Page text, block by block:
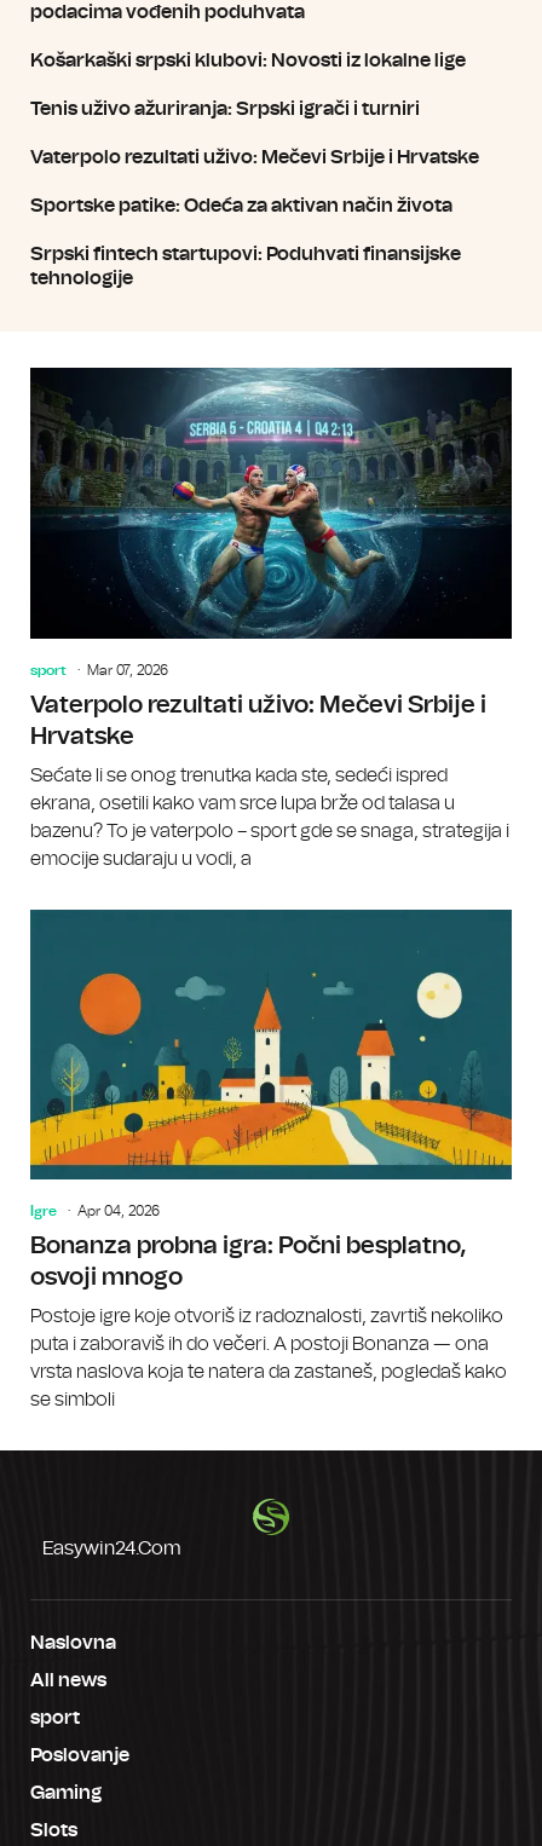
podacima vođenih poduhvata
Košarkaški srpski klubovi: Novosti iz lokalne lige
Tenis uživo ažuriranja: Srpski igrači i turniri
Vaterpolo rezultati uživo: Mečevi Srbije i Hrvatske
Sportske patike: Odeća za aktivan način života
Srpski fintech startupovi: Poduhvati finansijske
tehnologije
sport Mar 07, 2026
Vaterpolo rezultati uživo: Mečevi Srbije i
Hrvatske
Sećate li se onog trenutka kada ste, sedeći ispred
ekrana, osetili kako vam srce lupa brže od talasa u
bazenu? To je vaterpolo – sport gde se snaga, strategija i
emocije sudaraju u vodi, a
Igre Apr 04, 2026
Bonanza probna igra: Počni besplatno,
osvoji mnogo
Postoje igre koje otvoriš iz radoznalosti, zavrtiš nekoliko
puta i zaboraviš ih do večeri. A postoji Bonanza — ona
vrsta naslova koja te natera da zastaneš, pogledaš kako
se simboli
Easywin24.com
Naslovna
All news
sport
Poslovanje
Gaming
Slots